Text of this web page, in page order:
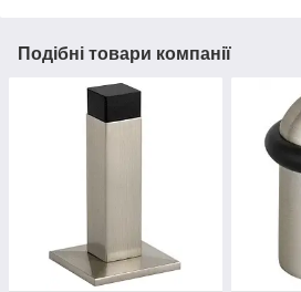
Подібні товари компанії